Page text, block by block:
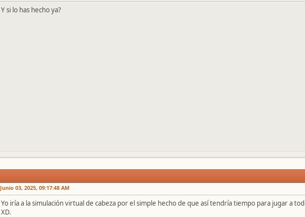
Y si lo has hecho ya?
Junio 03, 2025, 09:17:48 AM
Yo iría a la simulación virtual de cabeza por el simple hecho de que así tendría tiempo para jugar a
XD.